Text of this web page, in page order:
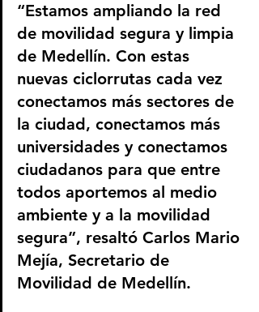
“Estamos ampliando la red
de movilidad segura y limpia
de Medellín. Con estas
nuevas ciclorrutas cada vez
conectamos más sectores de
la ciudad, conectamos más
universidades y conectamos
ciudadanos para que entre
todos aportemos al medio
ambiente y a la movilidad
segura”, resaltó Carlos Mario
Mejía, Secretario de
Movilidad de Medellín.